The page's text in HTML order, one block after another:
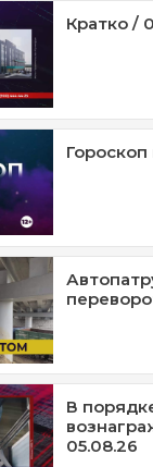
Кратко /
В
05.08.26